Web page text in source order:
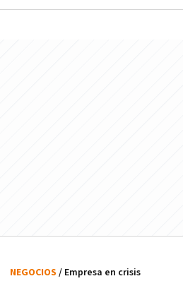
NEGOCIOS / Empresa en crisis